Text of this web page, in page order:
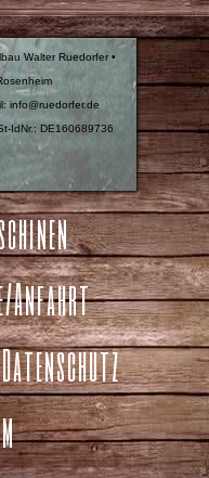
Walter Ruedorfer •
info@ruedorfer.de
IdNr.: DE160689736
Anfahrt
Datenschutz